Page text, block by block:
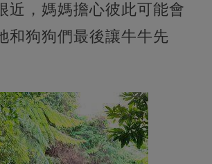
近，媽媽擔心彼此可能會
和狗狗們最後讓牛牛先